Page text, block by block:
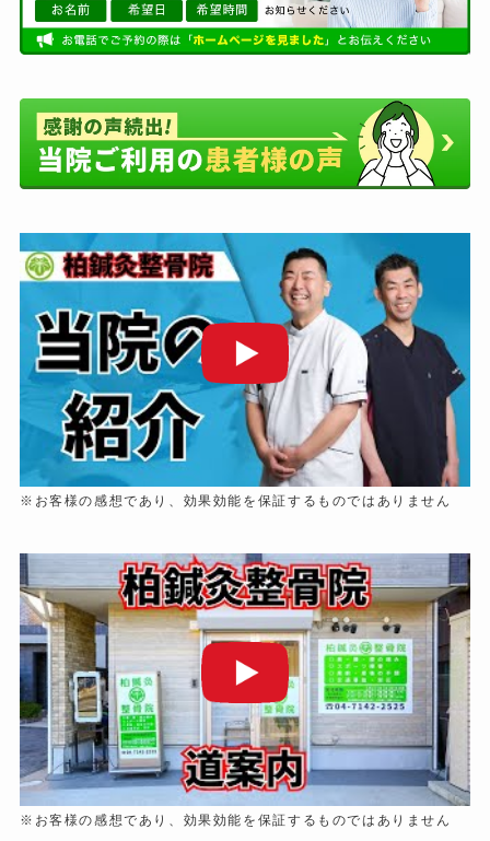
※お客様の感想であり、効果効能を保証するものではありません
※お客様の感想であり、効果効能を保証するものではありません